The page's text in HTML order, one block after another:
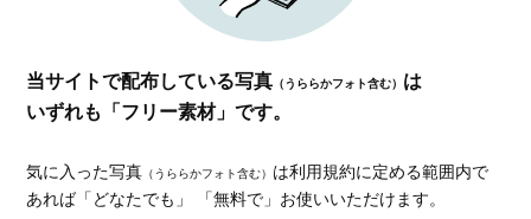
当サイトで配布している写真 （うららかフォト含む） は
いずれも「フリー素材」です。
気に入った写真 （うららかフォト含む） は利用規約に定める範囲内で
あれば「どなたでも」 「無料で」お使いいただけます。